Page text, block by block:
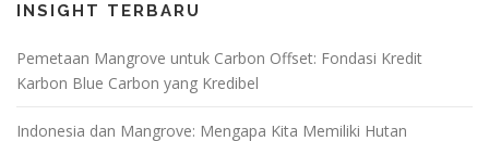
INSIGHT TERBARU
Pemetaan Mangrove untuk Carbon Offset: Fondasi Kredit
Karbon Blue Carbon yang Kredibel
Indonesia dan Mangrove: Mengapa Kita Memiliki Hutan